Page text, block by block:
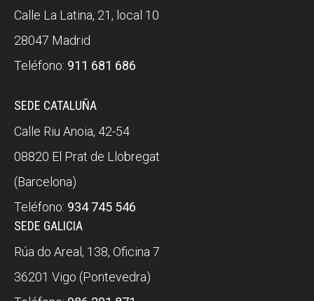
Calle La Latina, 21, local 10
28047 Madrid
Teléfono: 911 681 686
SEDE CATALUÑA
Calle Riu Anoia, 42-54
08820 El Prat de Llobregat
(Barcelona)
Teléfono: 934 745 546
SEDE GALICIA
Rúa do Areal, 138, Oficina 7
36201 Vigo (Pontevedra)